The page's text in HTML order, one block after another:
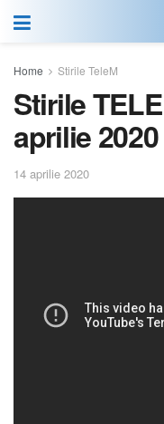
Home Stirile TeleM
Stirile
aprilie 2020
14 aprilie 2020